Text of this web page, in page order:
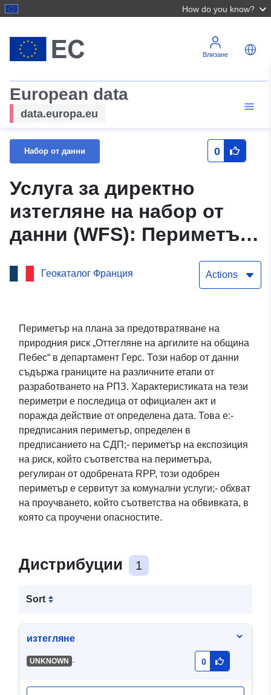
How do you know?
Влизане
European data
data.europa.eu
Набор от данни 0
Услуга за директно
изтегляне на набор от
данни (WFS): Периметър
на PPRGA на община
Pébées (Gers)
Геокаталог Франция Actions
Периметър на плана за предотвратяване на
природния риск „Оттегляне на аргилите на община
Пебес“ в департамент Герс. Този набор от данни
съдържа границите на различните етапи от
разработването на РПЗ. Характеристиката на тези
периметри е последица от официален акт и
поражда действие от определена дата. Това е:-
предписания периметър, определен в
предписанието на СДП;- периметър на експозиция
на риск, който съответства на периметъра,
регулиран от одобрената RPP, този одобрен
периметър е сервитут за комунални услуги;- обхват
на проучването, който съответства на обвивката, в
която са проучени опасностите.
Дистрибуции 1
Sort
изтегляне
UNKNOWN - 0